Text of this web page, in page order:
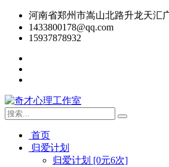
河南省郑州市嵩山北路升龙天汇
1433800178@qq.com
15937878932
首页
归爱计划
归爱计划 [0元6次]